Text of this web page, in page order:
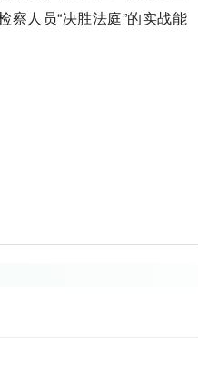
人员“决胜法庭”的实战能